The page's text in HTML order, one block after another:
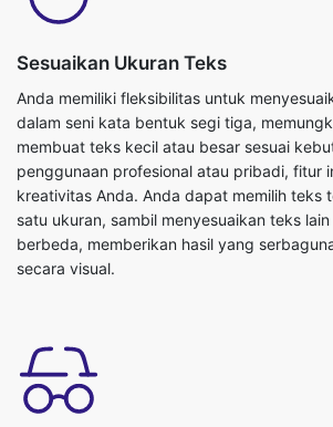
Sesuaikan Ukuran Teks
Anda memiliki fleksibilitas untuk
dalam seni kata bentuk segi tiga,
membuat teks kecil atau besar sesuai
penggunaan profesional atau pribadi, fitur
kreativitas Anda. Anda dapat memilih teks
satu ukuran, sambil menyesuaikan teks
berbeda, memberikan hasil yang
secara visual.